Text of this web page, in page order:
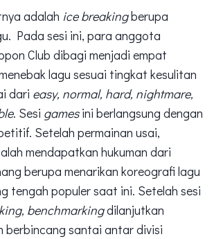
adalah ice breakingberupa
Pada sesi ini, para anggota
Club dibagi menjadi empat
lagu sesuai tingkat kesulitan
dari easy, normal, hard, nightmare,
. Sesi gamesini berlangsung dengan
Setelah permainan usai,
mendapatkan hukuman dari
berupa menarikan koreografi lagu
tengah populer saat ini. Setelah sesi
benchmarkingdilanjutkan
berbincang santai antar divisi